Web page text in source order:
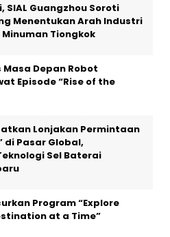
SIAL Guangzhou Soroti
Menentukan Arah Industri
Tiongkok
Masa Depan Robot
Episode “Rise of the
Lonjakan Permintaan
di Pasar Global,
Sel Baterai
Program “Explore
at a Time”